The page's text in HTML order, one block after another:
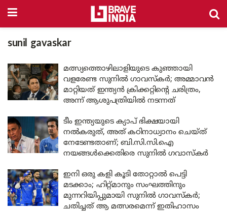
sunil gavaskar
മത്സ്യത്തൊഴിലാളിയുടെ കുഞ്ഞായി
വളരേണ്ട സുനിൽ ഗാവസ്കർ; അമ്മാവൻ
മാറ്റിയത് ഇന്ത്യൻ ക്രിക്കറ്റിന്റെ ചരിത്രം,
അന്ന് ആശുപത്രിയിൽ നടന്നത്
ടീം ഇന്ത്യയുടെ ക്യാപ് ഭിക്ഷയായി
നൽകരുത്, അത് കഠിനാധ്വാനം ചെയ്ത്
നേടേണ്ടതാണ്; ബി.സി.സി.ഐ
നയങ്ങൾക്കെതിരെ സുനിൽ ഗവാസ്കർ
ഇനി ഒരു കളി കൂടി തോറ്റാൽ പെട്ടി
മടക്കാം; ഹിറ്റ്മാനും സംഘത്തിനും
മുന്നറിയിപ്പുമായി സുനിൽ ഗാവസ്കർ;
ചതിച്ചത് ആ മത്സരമെന്ന് ഇതിഹാസം